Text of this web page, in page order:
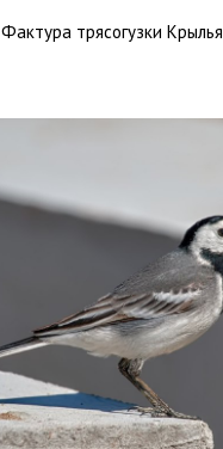
Фактура трясогузки Крылья